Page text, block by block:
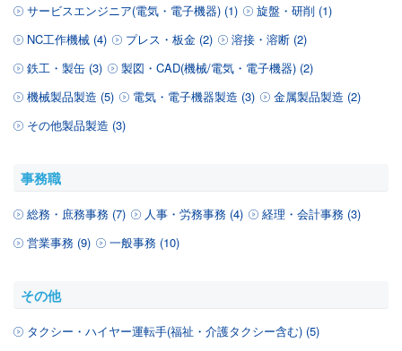
サービスエンジニア(電気・電子機器) (1)
旋盤・研削 (1)
NC工作機械 (4)
プレス・板金 (2)
溶接・溶断 (2)
鉄工・製缶 (3)
製図・CAD(機械/電気・電子機器) (2)
機械製品製造 (5)
電気・電子機器製造 (3)
金属製品製造 (2)
その他製品製造 (3)
事務職
総務・庶務事務 (7) 人事・労務事務 (4)
経理・会計事務 (3)
営業事務 (9)
一般事務 (10)
その他
タクシー・ハイヤー運転手(福祉・介護タクシー含む) (5)